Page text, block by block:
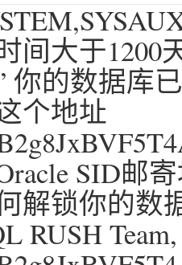
间大于1200
你的数据库
个地址
SID邮
解锁你的数
RUSH